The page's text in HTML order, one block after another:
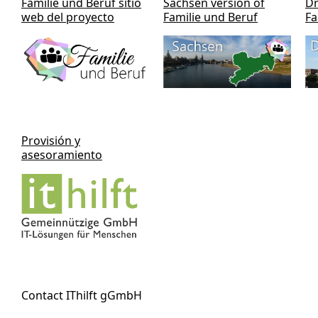
web del proyecto
Familie und Beruf
Provisión y
asesoramiento
Contact IThilft gGmbH